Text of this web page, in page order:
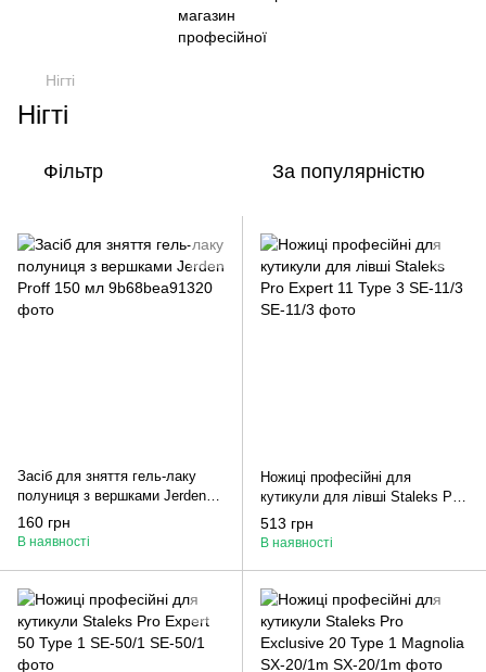
Нігті
Нігті
Фільтр За популярністю
Засіб для зняття гель-лаку
полуниця з вершками Jerden
Proff 150 мл
160 грн
В наявності
Ножиці професійні для
кутикули для лівші Staleks Pro
Expert 11 Type 3 SE-11/3
513 грн
В наявності